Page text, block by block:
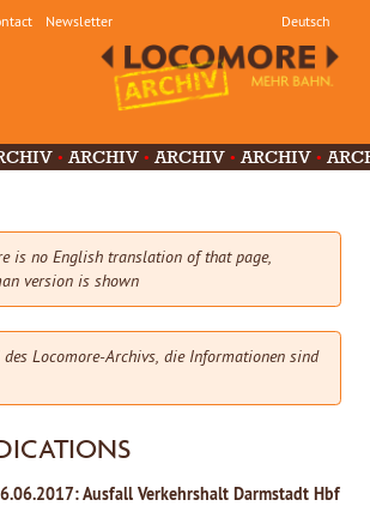
Newsletter Deutsch
ARCHIV ARCHIV ARCHIV
is no English translation of that page,
version is shown
des Locomore-Archivs, die Informationen sind
Ausfall Verkehrshalt Darmstadt Hbf